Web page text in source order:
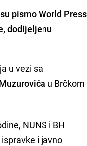
pismo World Press
dodijeljenu
u vezi sa
u Brčkom
NUNS i BH
i javno